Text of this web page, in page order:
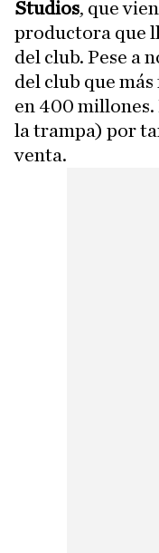
Studios, que
productora que
del club. Pese a
del club que
en 400 millones.
la trampa) por
venta.